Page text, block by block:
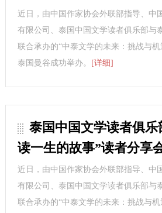
近日，由中国作家协会外联部指导、中
有限公司、泰国中国文学读者俱乐部与
联合承办的“中泰文学的未来：挑战与
泰国曼谷成功举办。
[详细]
泰国中国文学读者俱乐
读一生的故事”读者分享
近日，由中国作家协会外联部指导、中
有限公司、泰国中国文学读者俱乐部与
联合承办的“中泰文学的未来：挑战与